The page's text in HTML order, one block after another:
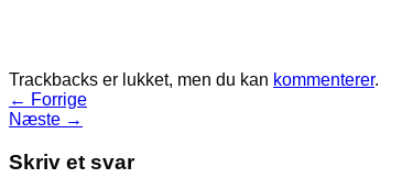
Trackbacks er lukket, men du kan kommenterer.
← Forrige
Næste →
Skriv et svar